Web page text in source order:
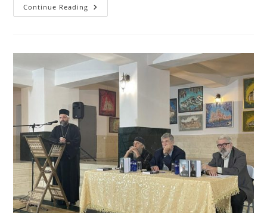
Continue Reading Прослављена
21.
Храму
Светог
Јована
Владимира
У
Бару